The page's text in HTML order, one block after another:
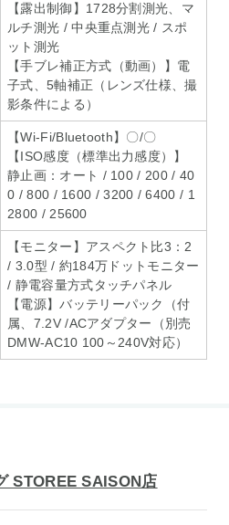
【露出制御】1728分割測光、マ
ルチ測光 / 中央重点測光 / スポ
ット測光
【手ブレ補正方式（動画）】電
子式、5軸補正（レンズ仕様、撮
影条件による）
【Wi-Fi/Bluetooth】〇/〇
【ISO感度（標準出力感度）】
静止画：オート / 100 / 200 / 40
0 / 800 / 1600 / 3200 / 6400 / 1
2800 / 25600
【モニター】アスペクト比3：2
/ 3.0型 / 約184万ドットモニター
/ 静電容量方式タッチパネル
【電源】バッテリーパック（付
属、7.2V /ACアダプター（別売
DMW-AC10 100～240V対応）
STOREE SAISON店